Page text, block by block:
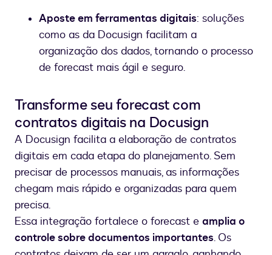
Aposte em ferramentas digitais: soluções
como as da Docusign facilitam a
organização dos dados, tornando o processo
de forecast mais ágil e seguro.
Transforme seu forecast com
contratos digitais na Docusign
A Docusign facilita a elaboração de contratos
digitais em cada etapa do planejamento. Sem
precisar de processos manuais, as informações
chegam mais rápido e organizadas para quem
precisa.
Essa integração fortalece o forecast e amplia o
controle sobre documentos importantes. Os